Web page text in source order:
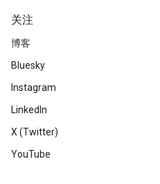
关注
博客
Bluesky
Instagram
LinkedIn
X (Twitter)
YouTube